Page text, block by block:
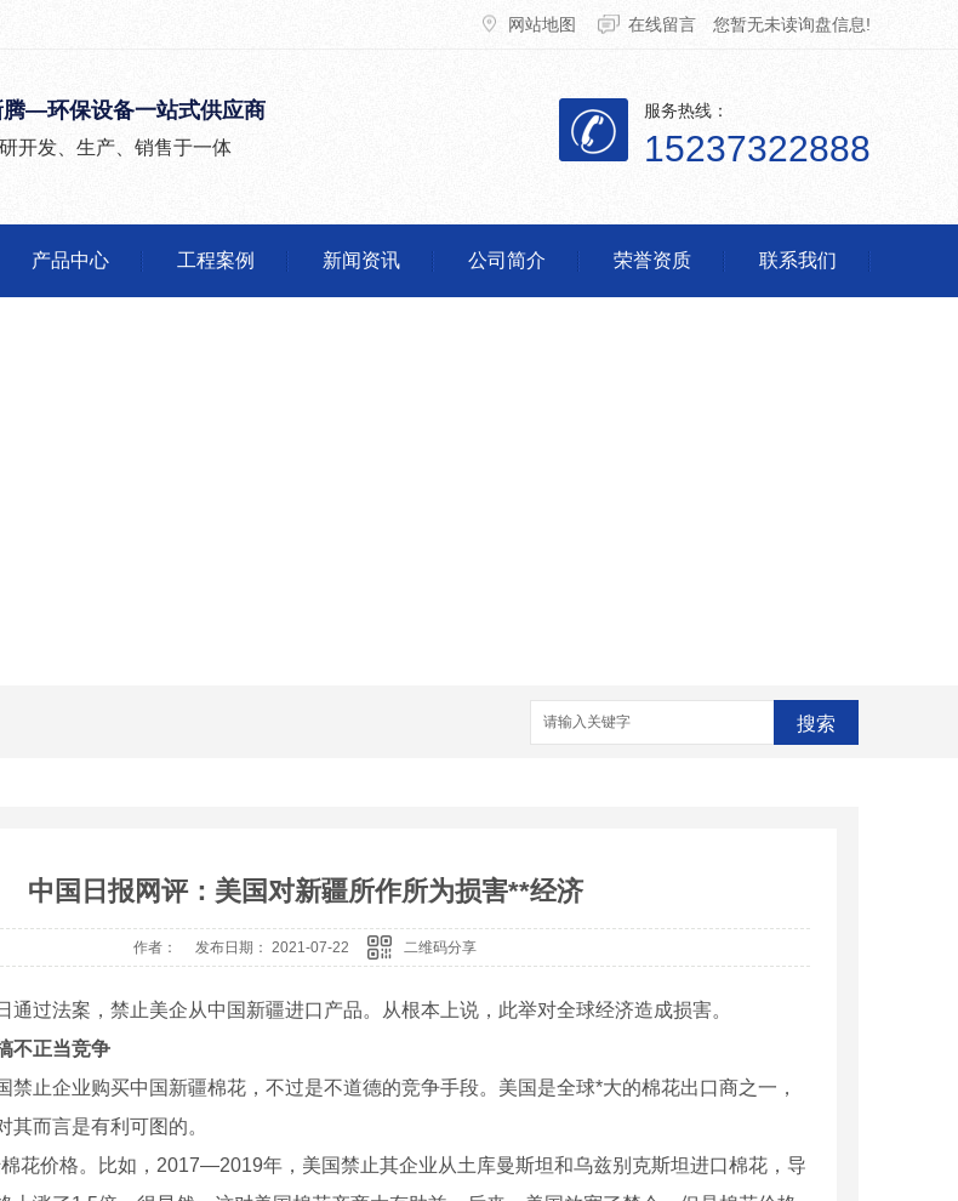
您暂无未读询盘信息!
网站地图 在线留言
腾—环保设备一站式供应商
开发、生产、销售于一体
服务热线：
15237322888
产品中心 工程案例 新闻资讯 公司简介 荣誉资质 联系我们
搜索
中国日报网评：美国对新疆所作所为损害**经济
作者： 发布日期： 2021-07-22 二维码分享
过法案，禁止美企从中国新疆进口产品。从根本上说，此举对全球经济造成损害。
不正当竞争
止企业购买中国新疆棉花，不过是不道德的竞争手段。美国是全球*大的棉花出口商之一，
其而言是有利可图的。
价格。比如，2017—2019年，美国禁止其企业从土库曼斯坦和乌兹别克斯坦进口棉花，导